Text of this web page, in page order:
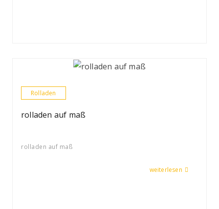
Rolladen
rolladen auf maß
rolladen auf maß
weiterlesen